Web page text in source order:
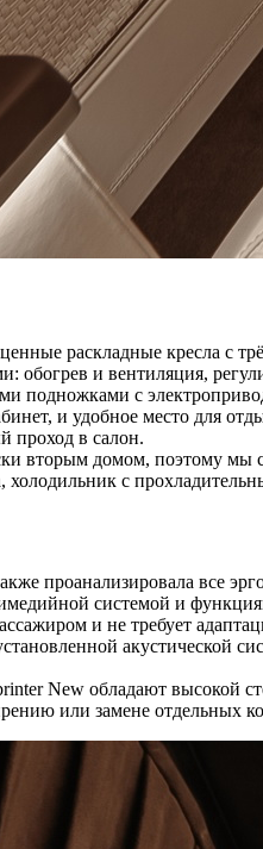
раскладные кресла
обогрев и вентиляция,
подножками с
и удобное место для
проход в салон.
вторым домом, поэтому мы
с
проанализировала все
системой и
и не требует
акустической
New обладают
или замене отдельных